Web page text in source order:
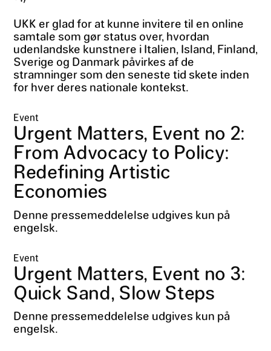
UKK er glad for at kunne invitere til en online
samtale som gør status over, hvordan
udenlandske kunstnere i Italien, Island, Finland,
Sverige og Danmark påvirkes af de
stramninger som den seneste tid skete inden
for hver deres nationale kontekst.
Event
Urgent Matters, Event no 2:
From Advocacy to Policy:
Redefining Artistic
Economies
Denne pressemeddelelse udgives kun på
engelsk.
Event
Urgent Matters, Event no 3:
Quick Sand, Slow Steps
Denne pressemeddelelse udgives kun på
engelsk.